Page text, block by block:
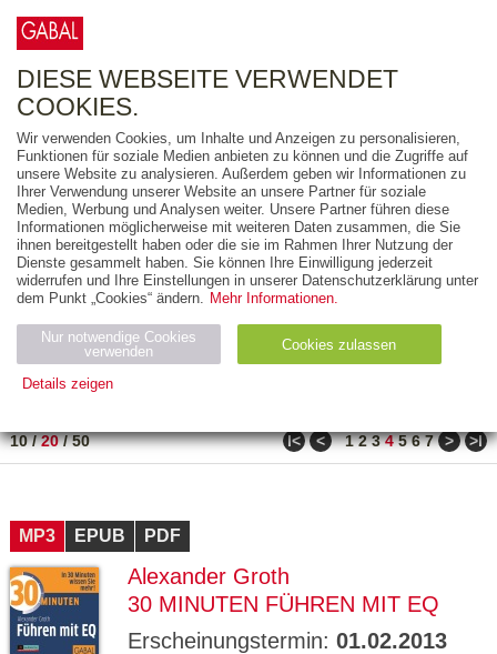
FREITEXT
AUSGABEART
AUS DER REIHE
ZUM THEMA
Neuerscheinung
Bestseller
PREIS
10/20/50 ǀ< < 1 2 3 4 5 6 7 > >ǀ
MP3 EPUB PDF
Alexander Groth
30 MINUTEN FÜHREN MIT EQ
Erscheinungstermin: 01.02.2013
DIESE WEBSEITE VERWENDET
COOKIES.
Wir verwenden Cookies, um Inhalte und Anzeigen zu personalisieren,
Funktionen für soziale Medien anbieten zu können und die Zugriffe auf
unsere Website zu analysieren. Außerdem geben wir Informationen zu
Ihrer Verwendung unserer Website an unsere Partner für soziale
Medien, Werbung und Analysen weiter. Unsere Partner führen diese
Informationen möglicherweise mit weiteren Daten zusammen, die Sie
ihnen bereitgestellt haben oder die sie im Rahmen Ihrer Nutzung der
Dienste gesammelt haben. Sie können Ihre Einwilligung jederzeit
widerrufen und Ihre Einstellungen in unserer Datenschutzerklärung unter
dem Punkt „Cookies“ ändern. Mehr Informationen.
Nur notwendige Cookies
verwenden
Cookies zulassen
Details zeigen
Name Zweck
Ty
ESSION
_ID
verlag.
de
Session verwendet
GV_CO
OKIES
gabal-
verlag.
Speichert den Zustimmungsstatus des
Benutzers für Cookies auf der aktuellen
Domäne.
ge